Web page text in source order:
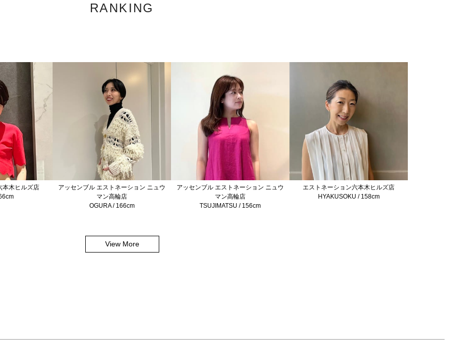
RANKING
本木ヒルズ店
アッセンブル エストネーション ニュウ
マン高輪店
OGURA / 166cm
アッセンブル エストネーション ニュウ
マン高輪店
TSUJIMATSU / 156cm
エストネーション六本木ヒルズ店
HYAKUSOKU / 158cm
View More